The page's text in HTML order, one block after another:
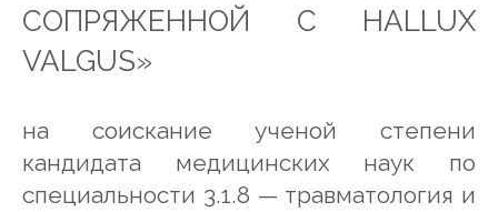
СОПРЯЖЕННОЙ С HALLUX
VALGUS»
на соискание ученой степени
кандидата медицинских наук по
специальности 3.1.8 — травматология и